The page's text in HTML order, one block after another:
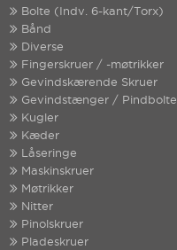
Bolte (Indv. 6-kant/Torx)
Bånd
Diverse
Fingerskruer / -møtrikker
Gevindskærende Skruer
Gevindstænger / Pindbolte
Kugler
Kæder
Låseringe
Maskinskruer
Møtrikker
Nitter
Pinolskruer
Pladeskruer